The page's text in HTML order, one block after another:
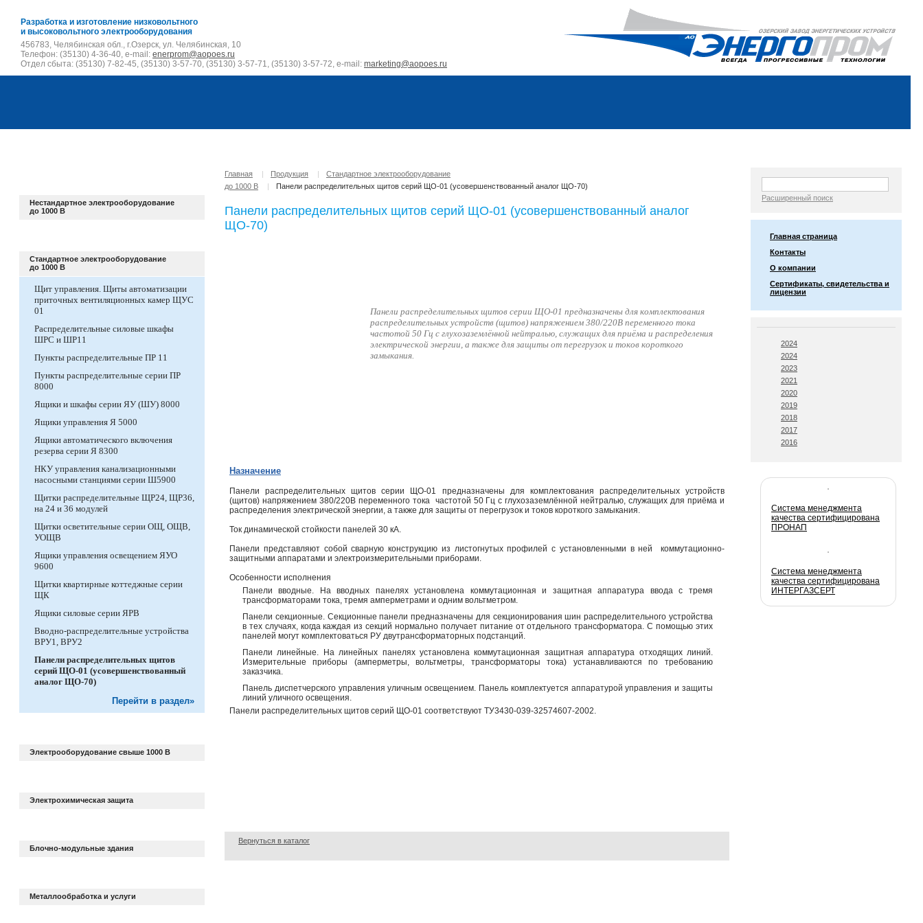
Разработка и изготовление низковольтного
и высоковольтного электрооборудования
456783, Челябинская обл., г.Озерск, ул. Челябинская, 10
Телефон: (35130) 4-36-40, e-mail: enerprom@aopoes.ru
Отдел сбыта: (35130) 7-82-45, (35130) 3-57-70, (35130) 3-57-71, (35130) 3-57-72, e-mail: marketing@aopoes.ru
Нестандартное электрооборудование
до 1000 В
Стандартное электрооборудование
до 1000 В
Щит управления. Щиты автоматизации
приточных вентиляционных камер ЩУС
01
Распределительные силовые шкафы
ШРС и ШР11
Пункты распределительные ПР 11
Пункты распределительные серии ПР
8000
Ящики и шкафы серии ЯУ (ШУ) 8000
Ящики управления Я 5000
Ящики автоматического включения
резерва серии Я 8300
НКУ управления канализационными
насосными станциями серии Ш5900
Щитки распределительные ЩР24, ЩР36,
на 24 и 36 модулей
Щитки осветительные серии ОЩ, ОЩВ,
УОЩВ
Ящики управления освещением ЯУО
9600
Щитки квартирные коттеджные серии
ЩК
Ящики силовые серии ЯРВ
Вводно-распределительные устройства
ВРУ1, ВРУ2
Панели распределительных щитов
серий ЩО-01 (усовершенствованный
аналог ЩО-70)
Перейти в раздел»
Электрооборудование свыше 1000 В
Электрохимическая защита
Блочно-модульные здания
Металлообработка и услуги
Главная | Продукция |
Стандартное электрооборудование
до 1000 В
| Панели распределительных щитов серий ЩО-01 (усовершенствованный аналог ЩО-70)
Панели распределительных щитов серий ЩО-01 (усовершенствованный аналог
ЩО-70)
Панели распределительных щитов серии ЩО-01 предназначены для комплектования
распределительных устройств (щитов) напряжением 380/220В переменного тока
частотой 50 Гц с глухозаземлённой нейтралью, служащих для приёма и распределения
электрической энергии, а также для защиты от перегрузок и токов короткого
замыкания.
Назначение
Панели распределительных щитов серии ЩО-01 предназначены для комплектования распределительных устройств
(щитов) напряжением 380/220В переменного тока частотой 50 Гц с глухозаземлённой нейтралью, служащих для приёма и
распределения электрической энергии, а также для защиты от перегрузок и токов короткого замыкания.
Ток динамической стойкости панелей 30 кА.
Панели представляют собой сварную конструкцию из листогнутых профилей с установленными в ней коммутационно-
защитными аппаратами и электроизмерительными приборами.
Особенности исполнения
Панели вводные. На вводных панелях установлена коммутационная и защитная аппаратура ввода с тремя
трансформаторами тока, тремя амперметрами и одним вольтметром.
Панели секционные. Секционные панели предназначены для секционирования шин распределительного устройства
в тех случаях, когда каждая из секций нормально получает питание от отдельного трансформатора. С помощью этих
панелей могут комплектоваться РУ двутрансформаторных подстанций.
Панели линейные. На линейных панелях установлена коммутационная защитная аппаратура отходящих линий.
Измерительные приборы (амперметры, вольтметры, трансформаторы тока) устанавливаются по требованию
заказчика.
Панель диспетчерского управления уличным освещением. Панель комплектуется аппаратурой управления и защиты
линий уличного освещения.
Панели распределительных щитов серий ЩО-01 соответствуют ТУ3430-039-32574607-2002.
Вернуться в каталог
Расширенный поиск
Главная страница
Контакты
О компании
Сертификаты, свидетельства и
лицензии
2024
2024
2023
2021
2020
2019
2018
2017
2016
Система менеджмента
качества сертифицирована
ПРОНАП
Система менеджмента
качества сертифицирована
ИНТЕРГАЗСЕРТ